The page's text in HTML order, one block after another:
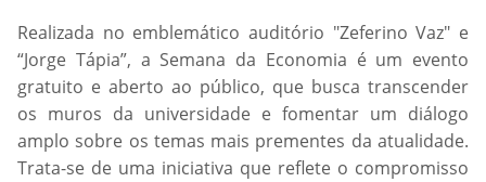
Realizada no emblemático auditório "Zeferino Vaz" e
“Jorge Tápia”, a Semana da Economia é um evento
gratuito e aberto ao público, que busca transcender
os muros da universidade e fomentar um diálogo
amplo sobre os temas mais prementes da atualidade.
Trata-se de uma iniciativa que reflete o compromisso